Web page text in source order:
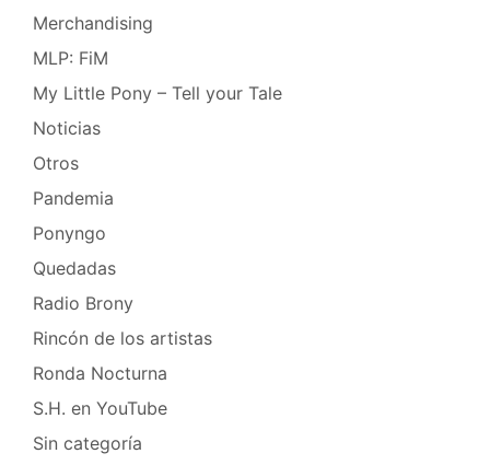
Merchandising
MLP: FiM
My Little Pony – Tell your Tale
Noticias
Otros
Pandemia
Ponyngo
Quedadas
Radio Brony
Rincón de los artistas
Ronda Nocturna
S.H. en YouTube
Sin categoría